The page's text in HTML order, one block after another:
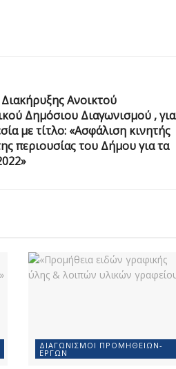
Ανοικτού
Δημόσιου Διαγωνισμού , για
με τίτλο: «Ασφάλιση κινητής
περιουσίας του Δήμου για τα
ΔΙΑΓΩΝΙΣΜΟΊ ΠΡΟΜΗΘΕΙΏΝ-
ΈΡΓΩΝ